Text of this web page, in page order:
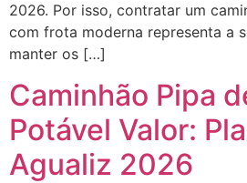
2026. Por isso, contratar um
com frota moderna representa a
manter os […]
Caminhão Pipa
Potável Valor:
Agualiz 2026